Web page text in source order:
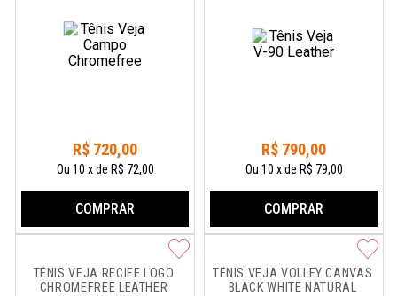
R$ 720,00
Ou 10 xde R$ 72,00
COMPRAR
R$ 790,00
Ou 10 xde R$ 79,00
COMPRAR
TÊNIS VEJA RECIFE LOGO
CHROMEFREE LEATHER
TÊNIS VEJA VOLLEY CANVAS
BLACK WHITE NATURAL